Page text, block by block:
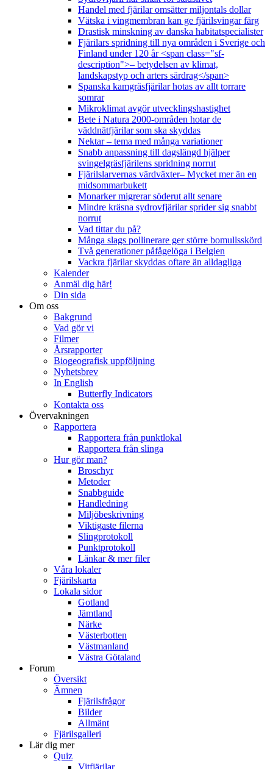
Handel med fjärilar omsätter miljontals dollar
Vätska i vingmembran kan ge fjärilsvingar färg
Drastisk minskning av danska habitatspecialister
Fjärilars spridning till nya områden i Sverige och
Finland under 120 år <span class="sf-
description">– betydelsen av klimat,
landskapstyp och arters särdrag</span>
Spanska kamgräsfjärilar hotas av allt torrare
somrar
Mikroklimat avgör utvecklingshastighet
Bete i Natura 2000-områden hotar de
väddnätfjärilar som ska skyddas
Nektar – tema med många variationer
Snabb anpassning till dagslängd hjälper
svingelgräsfjärilens spridning norrut
Fjärilslarvernas värdväxter– Mycket mer än en
midsommarbukett
Monarker migrerar söderut allt senare
Mindre kräsna sydrovfjärilar sprider sig snabbt
norrut
Vad tittar du på?
Många slags pollinerare ger större bomullsskörd
Två generationer påfågelöga i Belgien
Vackra fjärilar skyddas oftare än alldagliga
Kalender
Anmäl dig här!
Din sida
Om oss
Bakgrund
Vad gör vi
Filmer
Årsrapporter
Biogeografisk uppföljning
Nyhetsbrev
In English
Butterfly Indicators
Kontakta oss
Övervakningen
Rapportera
Rapportera från punktlokal
Rapportera från slinga
Hur gör man?
Broschyr
Metoder
Snabbguide
Handledning
Miljöbeskrivning
Viktigaste filerna
Slingprotokoll
Punktprotokoll
Länkar & mer filer
Våra lokaler
Fjärilskarta
Lokala sidor
Gotland
Jämtland
Närke
Västerbotten
Västmanland
Västra Götaland
Forum
Översikt
Ämnen
Fjärilsfrågor
Bilder
Allmänt
Fjärilsgalleri
Lär dig mer
Quiz
Vitfjärilar